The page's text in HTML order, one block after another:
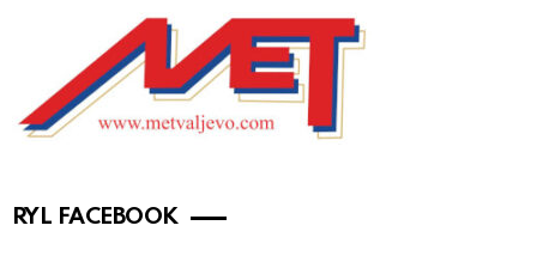
RYL FACEBOOK